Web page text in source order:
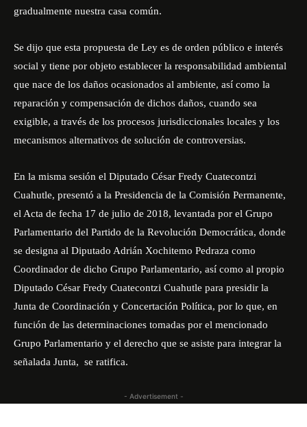
gradualmente nuestra casa común.
Se dijo que esta propuesta de Ley es de orden público e interés
social y tiene por objeto establecer la responsabilidad ambiental
que nace de los daños ocasionados al ambiente, así como la
reparación y compensación de dichos daños, cuando sea
exigible, a través de los procesos jurisdiccionales locales y los
mecanismos alternativos de solución de controversias.
En la misma sesión el Diputado César Fredy Cuatecontzi
Cuahutle, presentó a la Presidencia de la Comisión Permanente,
el Acta de fecha 17 de julio de 2018, levantada por el Grupo
Parlamentario del Partido de la Revolución Democrática, donde
se designa al Diputado Adrián Xochitemo Pedraza como
Coordinador de dicho Grupo Parlamentario, así como al propio
Diputado César Fredy Cuatecontzi Cuahutle para presidir la
Junta de Coordinación y Concertación Política, por lo que, en
función de las determinaciones tomadas por el mencionado
Grupo Parlamentario y el derecho que se asiste para integrar la
señalada Junta, se ratifica.
- Advertisement -